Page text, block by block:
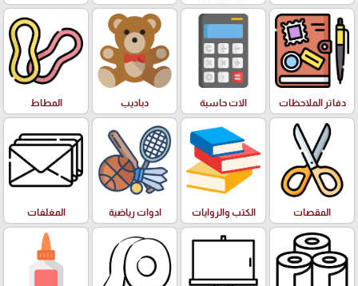
دفاتر الملاحظات الات حاسبة دباديب المطاط
المقصات الكتب والروايات ادوات رياضية المغلفات